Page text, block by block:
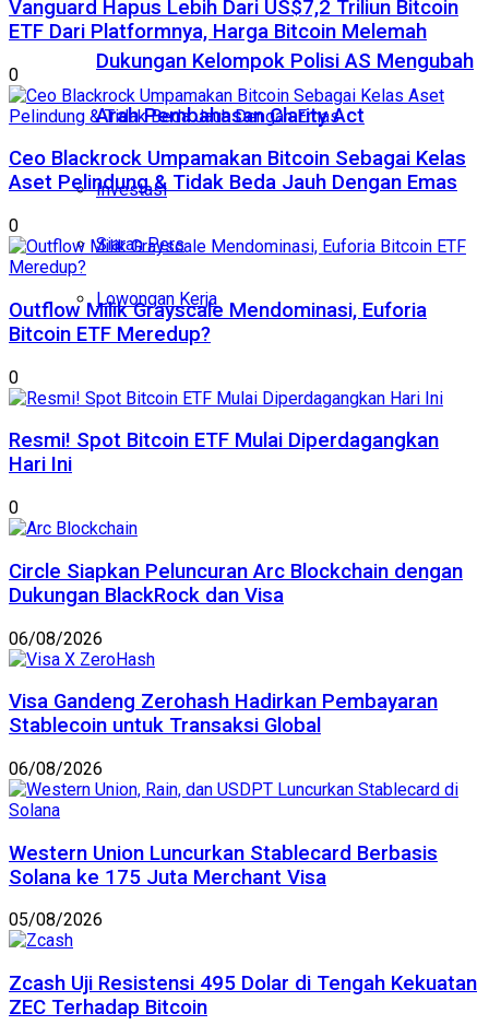
Dukungan Kelompok Polisi AS Mengubah
Arah Pembahasan Clarity Act
Investasi
Siaran Pers
Lowongan Kerja
Vanguard Hapus Lebih Dari US$7,2 Triliun Bitcoin
ETF Dari Platformnya, Harga Bitcoin Melemah
0
Ceo Blackrock Umpamakan Bitcoin Sebagai Kelas
Aset Pelindung & Tidak Beda Jauh Dengan Emas
0
Outflow Milik Grayscale Mendominasi, Euforia
Bitcoin ETF Meredup?
0
Resmi! Spot Bitcoin ETF Mulai Diperdagangkan
Hari Ini
0
Circle Siapkan Peluncuran Arc Blockchain dengan
Dukungan BlackRock dan Visa
06/08/2026
Visa Gandeng Zerohash Hadirkan Pembayaran
Stablecoin untuk Transaksi Global
06/08/2026
Western Union Luncurkan Stablecard Berbasis
Solana ke 175 Juta Merchant Visa
05/08/2026
Zcash Uji Resistensi 495 Dolar di Tengah Kekuatan
ZEC Terhadap Bitcoin